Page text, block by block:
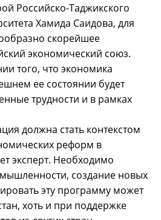
Российско-Таджикского
Хамида Саидова, для
скорейшее
экономический союз.
того, что экономика
ее состоянии будет
трудности и в рамках
должна стать контекстом
реформ в
эксперт. Необходимо
создание новых
эту программу может
хоть и при поддержке